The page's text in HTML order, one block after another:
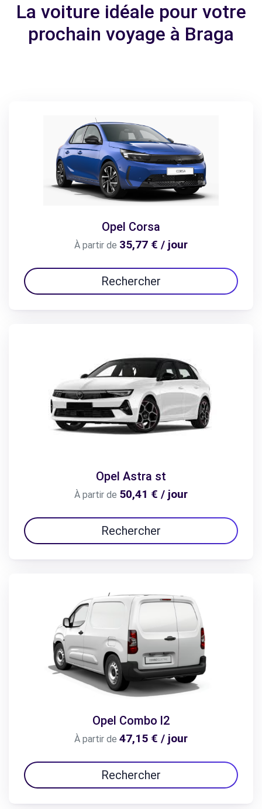
La voiture idéale pour votre
prochain voyage à Braga
Opel Corsa
À partir de 35,77 € / jour
Rechercher
Opel Astra st
À partir de 50,41 € / jour
Rechercher
Opel Combo l2
À partir de 47,15 € / jour
Rechercher